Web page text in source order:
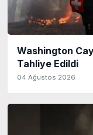
Washington
Tahliye Edildi
04 Ağustos 2026